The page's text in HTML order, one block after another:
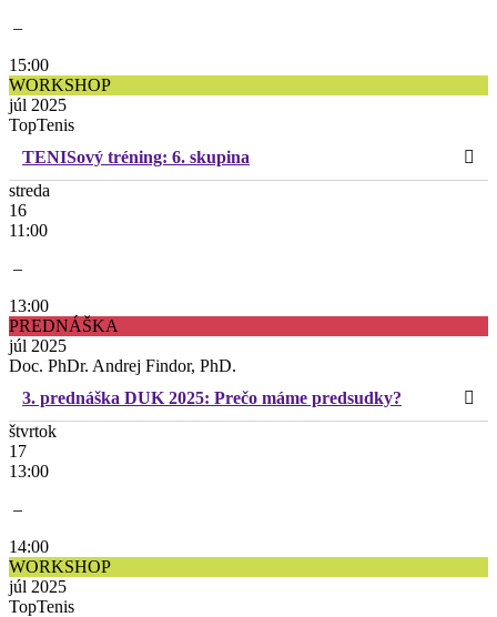
–
15:00
WORKSHOP
júl 2025
TopTenis
TENISový tréning: 6. skupina
streda
16
11:00
–
13:00
PREDNÁŠKA
júl 2025
Doc. PhDr. Andrej Findor, PhD.
3. prednáška DUK 2025: Prečo máme predsudky?
štvrtok
17
13:00
–
14:00
WORKSHOP
júl 2025
TopTenis